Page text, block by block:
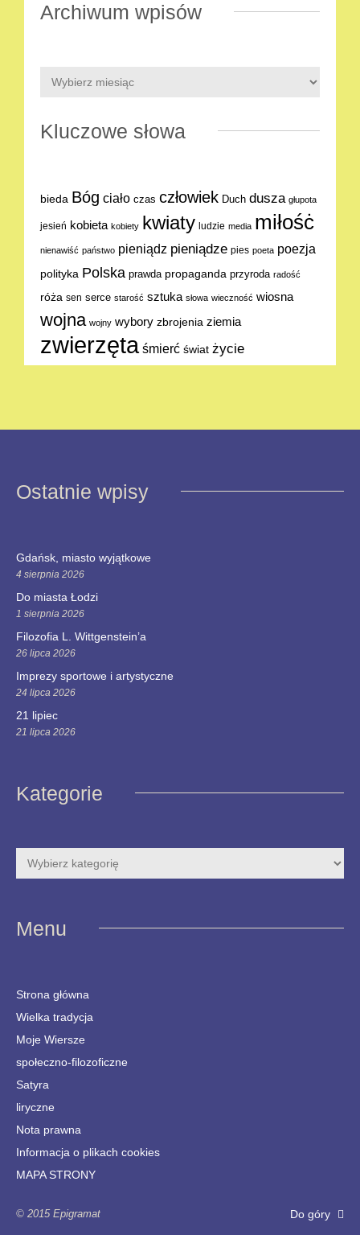
Archiwum wpisów
Kluczowe słowa
bieda Bóg ciało czas człowiek Duch dusza głupota
jesień kobieta kobiety kwiaty ludzie media miłośċ
nienawiść państwo pieniądz pieniądze pies poeta poezja
polityka Polska prawda propaganda przyroda radość
róża sen serce starość sztuka słowa wieczność wiosna
wojna wojny wybory zbrojenia ziemia
zwierzęta śmierć świat życie
Ostatnie wpisy
Gdańsk, miasto wyjątkowe
4 sierpnia 2026
Do miasta Łodzi
1 sierpnia 2026
Filozofia L. Wittgenstein’a
26 lipca 2026
Imprezy sportowe i artystyczne
24 lipca 2026
21 lipiec
21 lipca 2026
Kategorie
Menu
Strona główna
Wielka tradycja
Moje Wiersze
społeczno-filozoficzne
Satyra
liryczne
Nota prawna
Informacja o plikach cookies
MAPA STRONY
© 2015 Epigramat Do góry